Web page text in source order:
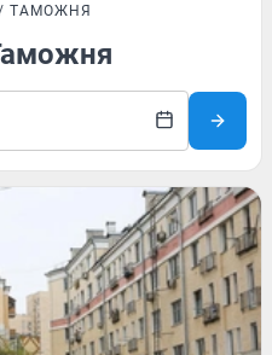
ТАМОЖНЯ